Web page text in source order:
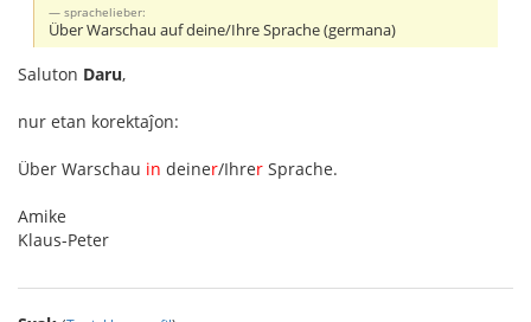
sprachelieber:
Über Warschau auf deine/Ihre Sprache (germana)
Saluton Daru,
nur etan korektaĵon:
Über Warschau in deiner/Ihrer Sprache.
Amike
Klaus-Peter